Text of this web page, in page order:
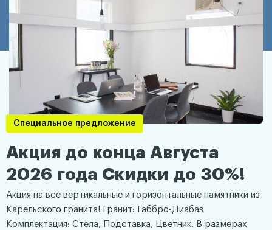
Специальное предложение
Акция до конца Августа
2026 года Скидки до 30%!
Акция на все вертикальные и горизонтальные памятники из
Карельского гранита! Гранит: Габбро-Диабаз
Комплектация: Стела, Подставка, Цветник. В размерах